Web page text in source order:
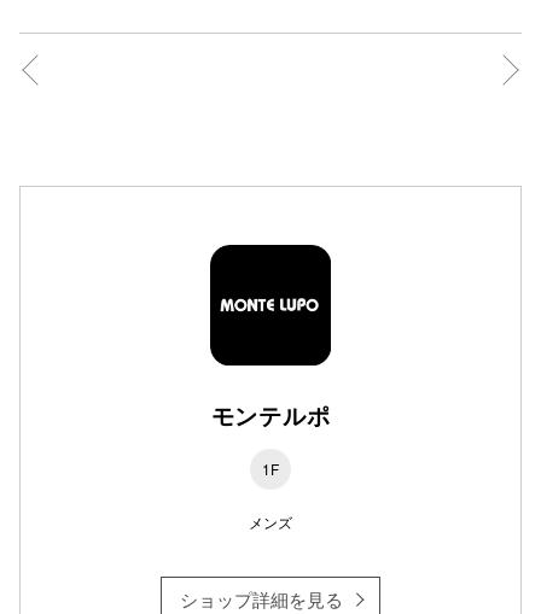
モンテルポ
1F
メンズ
ショップ詳細を見る
秋田